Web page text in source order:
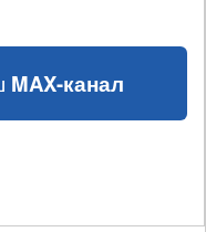
MAX-канал